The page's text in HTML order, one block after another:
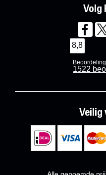
Volg
8,8
1522
Veilig